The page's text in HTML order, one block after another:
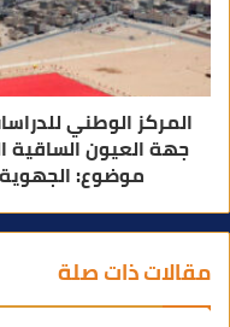
المركز الوطني
جهة العيون
موضوع:
مقالات ذات صلة